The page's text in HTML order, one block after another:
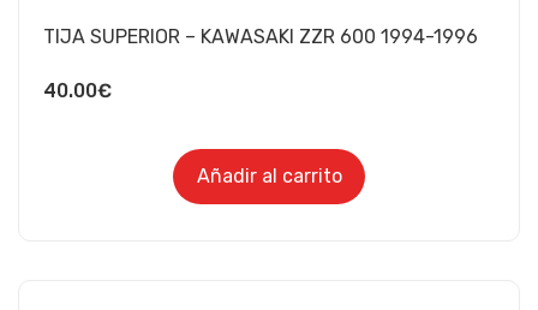
TIJA SUPERIOR – KAWASAKI ZZR 600 1994-1996
40.00€
Añadir al carrito